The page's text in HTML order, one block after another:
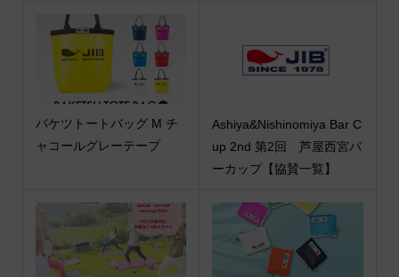
バケツトートバッグ M チ
ャコールグレーテープ
Ashiya&Nishinomiya Bar C
up 2nd 第2回 芦屋西宮バ
ーカップ【協賛一覧】